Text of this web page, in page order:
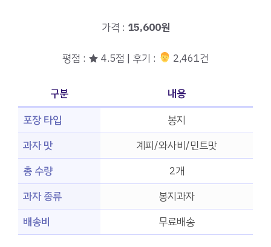
가격 : 15,600원
평점 : ★ 4.5점 | 후기 : ‍‍ 2,461건
구분
내용
포장 타입
봉지
과자 맛
계피/와사비/민트맛
총 수량
2개
과자 종류
봉지과자
배송비
무료배송